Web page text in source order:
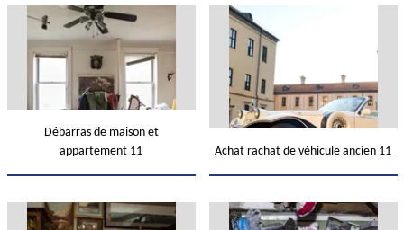
Débarras de maison et
appartement 11
Achat rachat de véhicule ancien 11